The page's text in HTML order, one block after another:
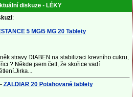
diskuze - LÉKY
:
5 MG/5 MG 20 Tablety
stravy DIABEN na stabilizaci krevního cukru,
? Někde jsem četl, že skořice vadí
ZALDIAR 20 Potahované tablety